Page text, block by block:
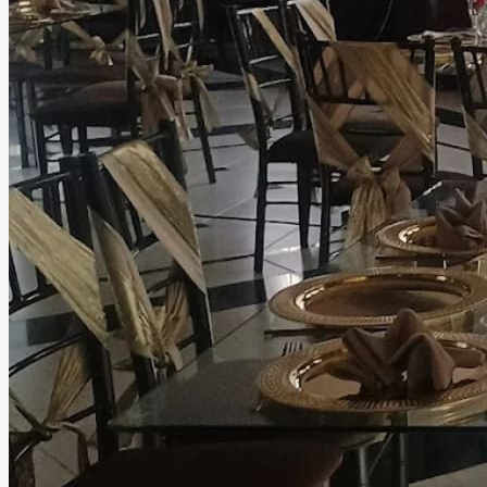
audiovisuales profesionales. Pensando en la comodidad de
todos los asistentes, contamos con estacionamiento,
servicio de valet parking, baños dobles, áreas lounge,
cocina, Wi-Fi, mobiliario completo, iluminación profesional,
sonido, DJ, barra de bebidas, catering, decoración,
personal de apoyo, seguridad y limpieza, para que tú solo
te preocupes por disfrutar. Ubicado en una zona
estratégica de Tlalnepantla, nuestro salón ofrece la
combinación ideal entre fácil acceso y la privacidad que
merece un evento especial. Más que un salón de eventos,
ofrecemos un espacio donde la tecnología, el diseño y el
mejor ambiente se unen para crear celebraciones
memorables que tus invitados recordarán mucho después
de que termine la fiesta.
Leer más